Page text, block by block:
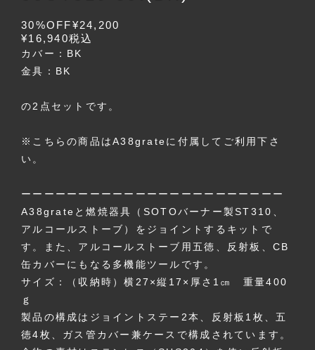
30%OFF¥24,200
¥16,940税込
カバー：BK
金具：BK
の2点セットです。
※こちらの商品はA38grateに付属してご利用下さ
い。
ーーーーーーーーーーーーーーーーーーーーーーー
A38grateと燃焼器具（SOTOバーナー製ST310、
アルコールストーブ）をジョイントするキットで
す。また、アルコールストーブ用五徳、反射板、CB
缶カバーにもなる多機能ツールです。
サイズ：（収納時）横27×縦17×厚さ1㎝ 重量400
ｇ
製品の構成はジョイントステー2本、反射板1枚、五
徳4枚、ガス管カバー兼ケースで構成されています。